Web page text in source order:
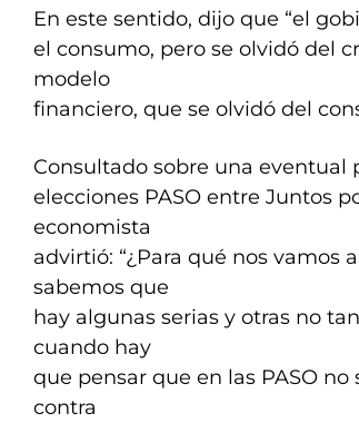
En este sentido, dijo que “el
el consumo, pero se olvidó del
modelo
financiero, que se olvidó del
Consultado sobre una eventual
elecciones PASO entre Juntos
economista
advirtió: “¿Para qué nos vamos
sabemos que
hay algunas serias y otras no
cuando hay
que pensar que en las PASO
contra